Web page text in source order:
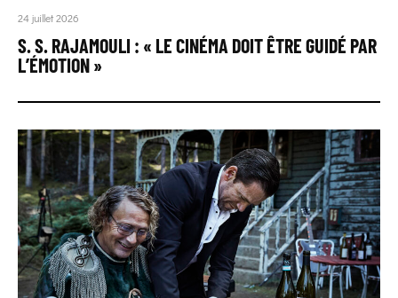
24 juillet 2026
S. S. RAJAMOULI : « LE CINÉMA DOIT ÊTRE GUIDÉ PAR
L’ÉMOTION »